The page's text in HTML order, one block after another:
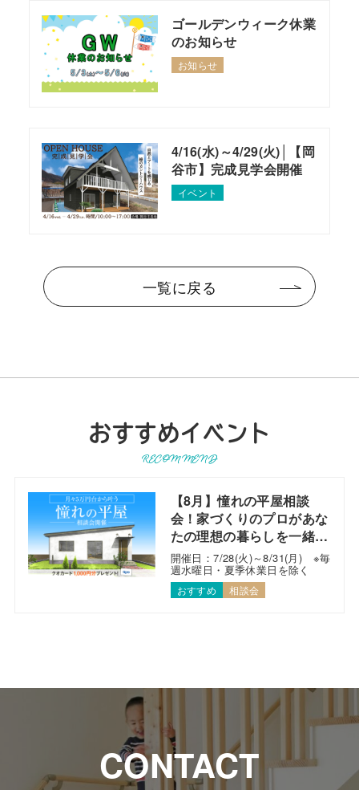
ゴールデンウィーク休業
のお知らせ
お知らせ
4/16(水)～4/29(火)│【岡
谷市】完成見学会開催
イベント
一覧に戻る
おすすめイベント
RECOMMEND
【8月】憧れの平屋相談
会！家づくりのプロがあな
たの理想の暮らしを一緒に
考えます！
開催日：7/28(火)～8/31(月) ※毎
週水曜日・夏季休業日を除く
おすすめ 相談会
CONTACT